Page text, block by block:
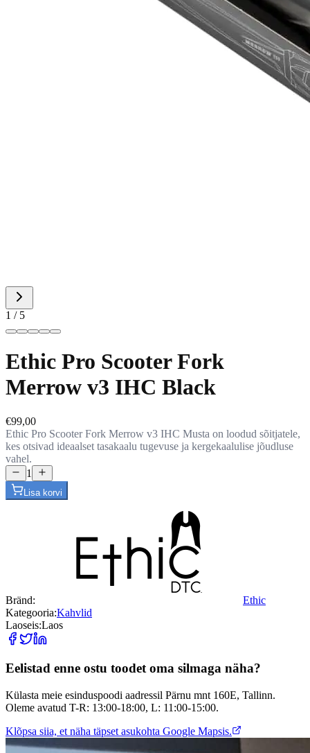
1 / 5
Ethic Pro Scooter Fork
Merrow v3 IHC Black
€99,00
Ethic Pro Scooter Fork Merrow v3 IHC Musta on loodud sõitjatele,
kes otsivad ideaalset tasakaalu tugevuse ja kergekaalulise jõudluse
vahel.
1
Lisa korvi
Bränd:
Ethic
Kategooria:Kahvlid
Laoseis:Laos
Eelistad enne ostu toodet oma silmaga näha?
Külasta meie esinduspoodi aadressil Pärnu mnt 160E, Tallinn.
Oleme avatud T-R: 13:00-18:00, L: 11:00-15:00.
Klõpsa siia, et näha täpset asukohta Google Mapsis.